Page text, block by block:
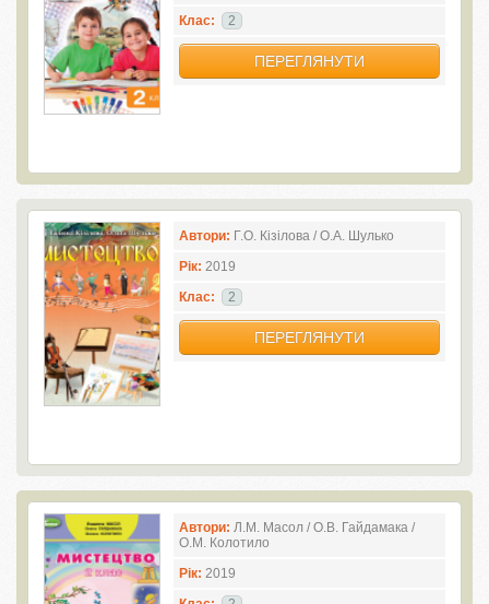
Клас:
2
ПЕРЕГЛЯНУТИ
Автори: Г.О. Кізілова / О.А. Шулько
Рік: 2019
Клас:
2
ПЕРЕГЛЯНУТИ
Автори: Л.М. Масол / О.В. Гайдамака /
О.М. Колотило
Рік: 2019